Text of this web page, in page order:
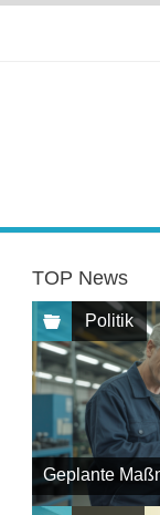
TOP News
Politik
Geplante